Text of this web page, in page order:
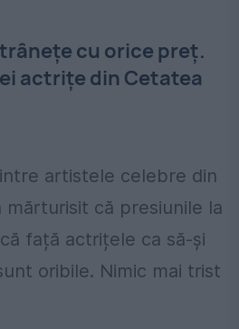
cu orice preț.
actrițe din Cetatea
artistele celebre din
mărturisit că presiunile la
față actrițele ca să-și
oribile. Nimic mai trist